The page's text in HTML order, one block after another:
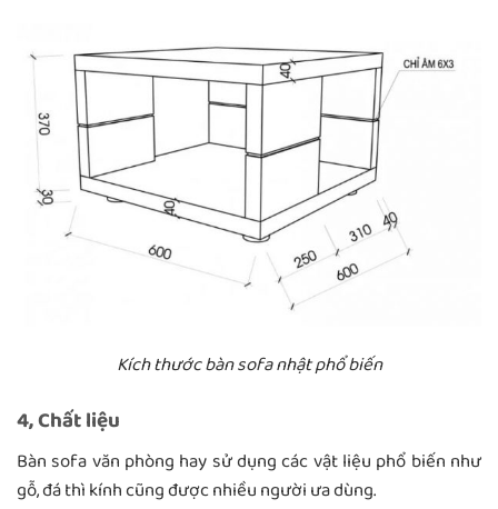
Kích thước bàn sofa nhật phổ biến
4, Chất liệu
Bàn sofa văn phòng hay sử dụng các vật liệu phổ biến như
gỗ, đá thì kính cũng được nhiều người ưa dùng.